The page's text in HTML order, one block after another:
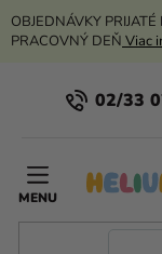
Prejsť
na
OBJEDNÁVKY
PRACOVNÝ DEŇ Viac
02/33